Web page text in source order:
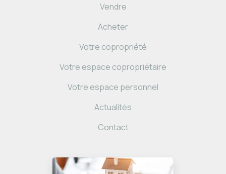
Vendre
Acheter
Votre copropriété
Votre espace copropriétaire
Votre espace personnel
Actualités
Contact